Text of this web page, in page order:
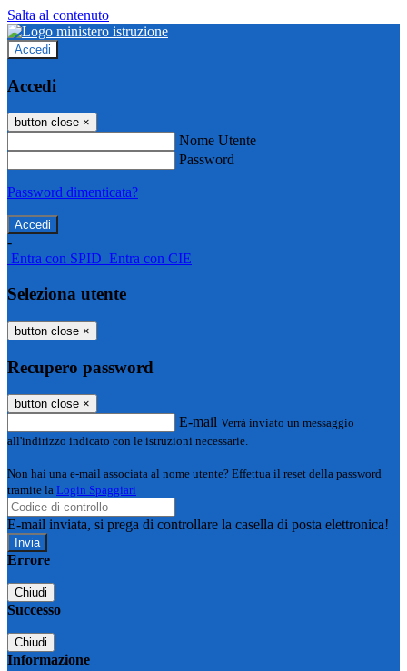
Salta al contenuto
Accedi
Accedi
button close ×
Nome Utente
Password
Password dimenticata?
-
Entra con SPID Entra con CIE
Seleziona utente
button close ×
Recupero password
button close ×
E-mail Verrà inviato un messaggio
all'indirizzo indicato con le istruzioni necessarie.
Non hai una e-mail associata al nome utente? Effettua il reset della password
tramite la Login Spaggiari
E-mail inviata, si prega di controllare la casella di posta elettronica!
Errore
Chiudi
Successo
Chiudi
Informazione